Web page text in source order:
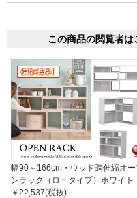
この商品の閲覧者
幅90～166cm・ウッド調伸縮オ
ンラック（ロータイプ）ホワイト
￥22,537(税抜)